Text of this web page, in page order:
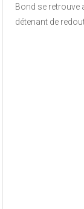
Bond se retrouve
détenant de